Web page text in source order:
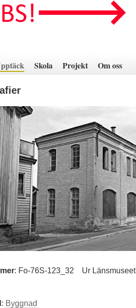
Skola Projekt Om oss
: Fo-76S-123_32
Ur
: Byggnad